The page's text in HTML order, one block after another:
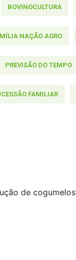
BOVINOCULTURA
NAÇÃO AGRO
PREVISÃO DO TEMPO
FAMILIAR